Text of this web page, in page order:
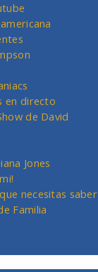
en directo
de David
Jones
necesitas saber
Familia